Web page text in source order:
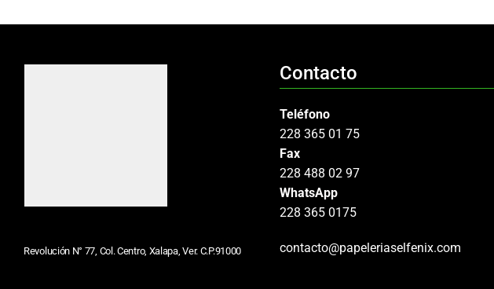
Revolución N° 77, Col. Centro, Xalapa, Ver. C.P.91000
Contacto
Teléfono
228 365 01 75
Fax
228 488 02 97
WhatsApp
228 365 0175
contacto@papeleriaselfenix.com